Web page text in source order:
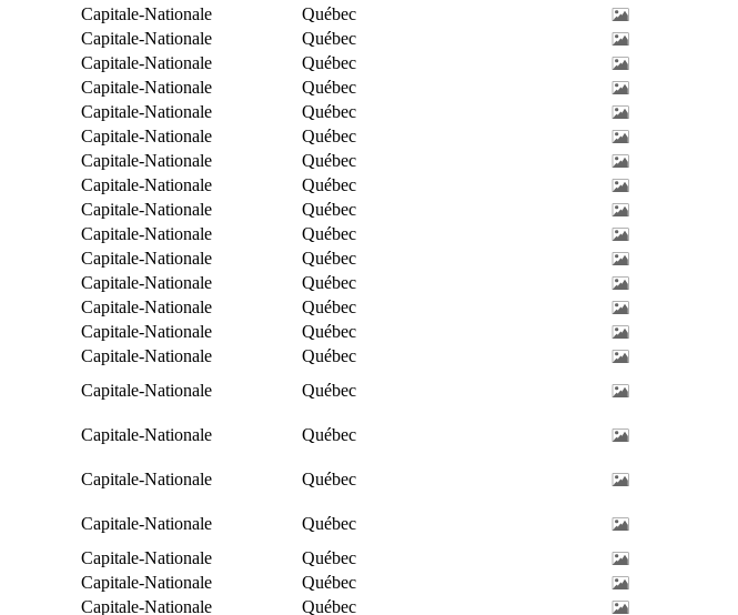
Capitale-Nationale
Québec
Capitale-Nationale
Québec
Capitale-Nationale
Québec
Capitale-Nationale
Québec
Capitale-Nationale
Québec
Capitale-Nationale
Québec
Capitale-Nationale
Québec
Capitale-Nationale
Québec
Capitale-Nationale
Québec
Capitale-Nationale
Québec
Capitale-Nationale
Québec
Capitale-Nationale
Québec
Capitale-Nationale
Québec
Capitale-Nationale
Québec
Capitale-Nationale
Québec
Capitale-Nationale
Québec
Capitale-Nationale
Québec
Capitale-Nationale
Québec
Capitale-Nationale
Québec
Capitale-Nationale
Québec
Capitale-Nationale
Québec
Capitale-Nationale Québec